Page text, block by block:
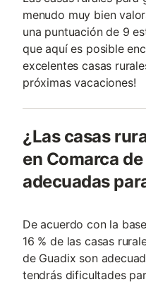
menudo muy bien
una puntuación de 9
que aquí es posible
excelentes casas
próximas vacaciones!
¿Las casas
en Comarca
adecuadas
De acuerdo con la
16 % de las casas
de Guadix son
tendrás dificultades